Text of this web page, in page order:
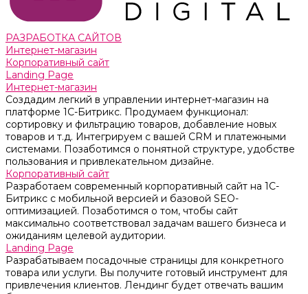
РАЗРАБОТКА САЙТОВ
Интернет-магазин
Корпоративный сайт
Landing Page
Интернет-магазин
Создадим легкий в управлении интернет-магазин на
платформе 1С-Битрикс. Продумаем функционал:
сортировку и фильтрацию товаров, добавление новых
товаров и т.д. Интегрируем с вашей CRM и платежными
системами. Позаботимся о понятной структуре, удобстве
пользования и привлекательном дизайне.
Корпоративный сайт
Разработаем современный корпоративный сайт на 1С-
Битрикс с мобильной версией и базовой SEO-
оптимизацией. Позаботимся о том, чтобы сайт
максимально соответствовал задачам вашего бизнеса и
ожиданиям целевой аудитории.
Landing Page
Разрабатываем посадочные страницы для конкретного
товара или услуги. Вы получите готовый инструмент для
привлечения клиентов. Лендинг будет отвечать вашим